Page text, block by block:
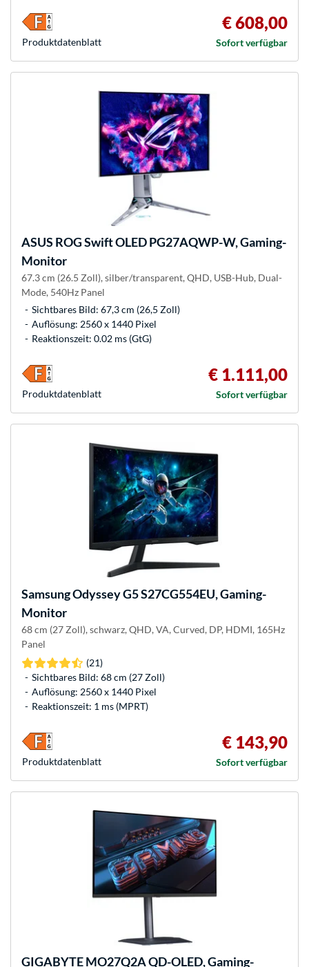
€ 608,00
Sofort verfügbar
Produkt­datenblatt
ASUS ROG Swift OLED PG27AQWP-W, Gaming-
Monitor
67.3 cm (26.5 Zoll), silber/transparent, QHD, USB-Hub, Dual-
Mode, 540Hz Panel
Sichtbares Bild: 67,3 cm (26,5 Zoll)
Auflösung: 2560 x 1440 Pixel
Reaktionszeit: 0.02 ms (GtG)
€ 1.111,00
Sofort verfügbar
Produkt­datenblatt
SamsungOdyssey G5 S27CG554EU, Gaming-
Monitor
68 cm (27 Zoll), schwarz, QHD, VA, Curved, DP, HDMI, 165Hz
Panel
(21)
Sichtbares Bild: 68 cm (27 Zoll)
Auflösung: 2560 x 1440 Pixel
Reaktionszeit: 1 ms (MPRT)
€ 143,90
Sofort verfügbar
Produkt­datenblatt
GIGABYTEMO27Q2A QD-OLED, Gaming-